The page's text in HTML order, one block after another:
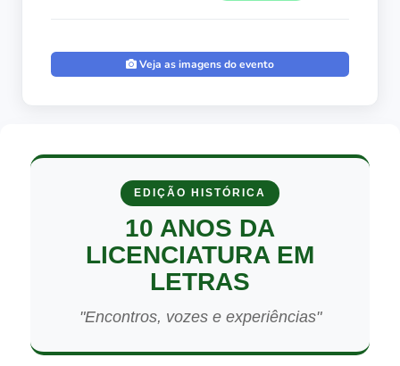
Veja as imagens do evento
EDIÇÃO HISTÓRICA
10 ANOS DA
LICENCIATURA EM
LETRAS
"Encontros, vozes e experiências"